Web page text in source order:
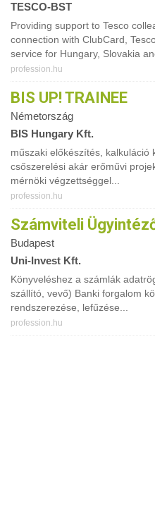
TESCO-BST
Providing support to Tesco
connection with ClubCard,
service for Hungary, Slovakia
profession.hu
BIS UP! TRAINEE
Németország
BIS Hungary Kft.
műszaki előkészítés, kalkuláció
csőszerelési akár erőművi
mérnöki végzettséggel...
profession.hu
Számviteli
Budapest
Uni-Invest Kft.
Könyveléshez a számlák
szállító, vevő) Banki forgalom
rendszerezése, lefűzése...
profession.hu